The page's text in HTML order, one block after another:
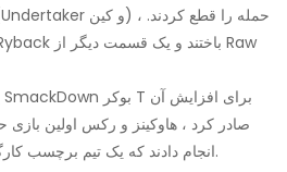
Smackdown انجام دادند که یک تیم برچسب کارگر را خرد کرد.